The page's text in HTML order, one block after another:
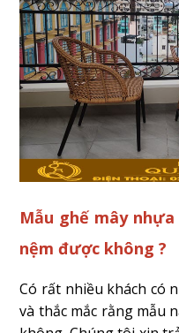
Mẫu ghế mây
nệm được không ?
Có rất nhiều khách có
và thắc mắc rằng mẫu